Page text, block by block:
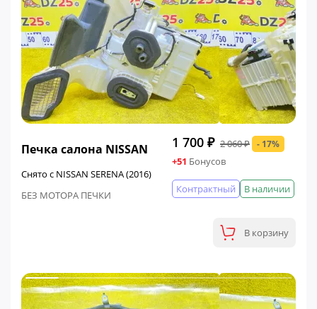
Печка салона NISSAN
Снято с NISSAN SERENA (2016)
БЕЗ МОТОРА ПЕЧКИ
1 700 ₽ 2 060 ₽ - 17%
+51 Бонусов
В наличии
Контрактный
В корзину